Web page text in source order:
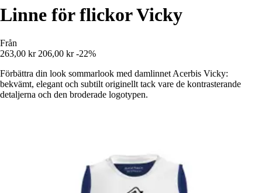
Linne för flickor Vicky
Från
263,00 kr 206,00 kr -22%
Förbättra din look sommarlook med damlinnet Acerbis Vicky:
bekvämt, elegant och subtilt originellt tack vare de kontrasterande
detaljerna och den broderade logotypen.